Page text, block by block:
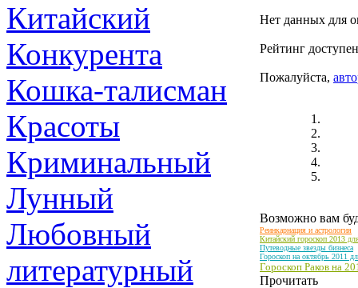
Китайский
Конкурента
Кошка-талисман
Красоты
Криминальный
Лунный
Любовный
литературный
Нет данных для
Рейтинг
Пожалуйста,
Возможно вам
Реинкарнация и астрология
Китайский гороскоп 2013
Путеводные звезды бизнеса
Гороскоп на октябрь 2011
Гороскоп Раков на
Прочитать